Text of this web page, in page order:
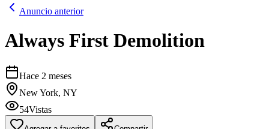
Anuncio anterior
Always First Demolition
Hace 2 meses
New York, NY
54Vistas